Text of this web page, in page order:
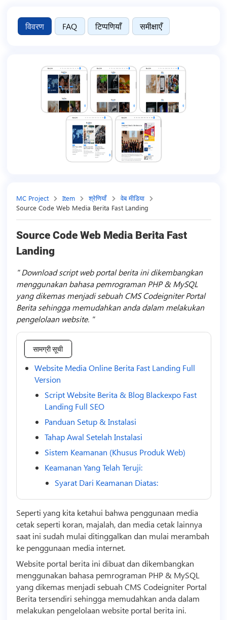
विवरण FAQ टिप्पणियाँ समीक्षाएँ
MC Project Item श्रेणियाँ
वेब मीडिया
Source Code Web Media Berita Fast Landing
Source Code Web Media Berita Fast
Landing
Download script web portal berita ini dikembangkan
menggunakan bahasa pemrograman PHP & MySQL
yang dikemas menjadi sebuah CMS Codeigniter Portal
Berita sehingga memudahkan anda dalam melakukan
pengelolaan website.
सामग्री सूची
Website Media Online Berita Fast Landing Full
Version
Script Website Berita & Blog Blackexpo Fast
Landing Full SEO
Panduan Setup & Instalasi
Tahap Awal Setelah Instalasi
Sistem Keamanan (Khusus Produk Web)
Keamanan Yang Telah Teruji:
Syarat Dari Keamanan Diatas:
Seperti yang kita ketahui bahwa penggunaan media
cetak seperti koran, majalah, dan media cetak lainnya
saat ini sudah mulai ditinggalkan dan mulai merambah
ke penggunaan media internet.
Website portal berita ini dibuat dan dikembangkan
menggunakan bahasa pemrograman PHP & MySQL
yang dikemas menjadi sebuah CMS Codeigniter Portal
Berita tersendiri sehingga memudahkan anda dalam
melakukan pengelolaan website portal berita ini.